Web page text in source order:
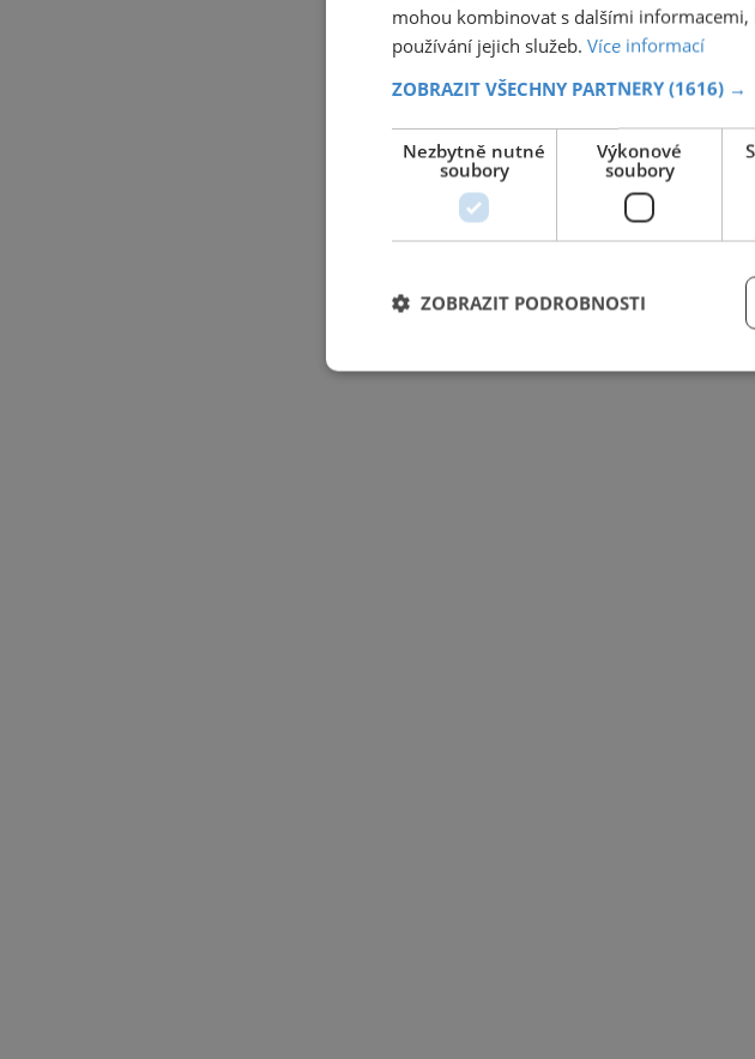
mohou kombinovat s dalšími
používání jejich služeb. Více informací
ZOBRAZIT VŠECHNY PARTNERY (1616) →
Nezbytně nutné
soubory
Výkonové
soubory
ZOBRAZIT PODROBNOSTI